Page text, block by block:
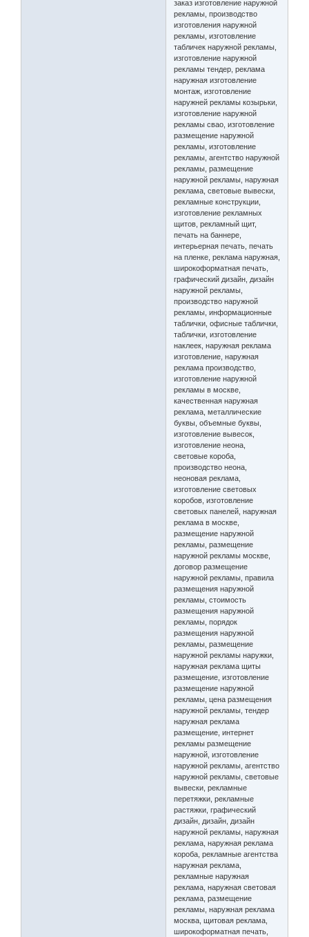
заказ изготовление наружной
рекламы, производство
изготовления наружной
рекламы, изготовление
табличек наружной рекламы,
изготовление наружной
рекламы тендер, реклама
наружная изготовление
монтаж, изготовление
наружней рекламы козырьки,
изготовление наружной
рекламы свао, изготовление
размещение наружной
рекламы, изготовление
рекламы, агентство наружной
рекламы, размещение
наружной рекламы, наружная
реклама, световые вывески,
рекламные конструкции,
изготовление рекламных
щитов, рекламный щит,
печать на баннере,
интерьерная печать, печать
на пленке, реклама наружная,
широкоформатная печать,
графический дизайн, дизайн
наружной рекламы,
производство наружной
рекламы, информационные
таблички, офисные таблички,
таблички, изготовление
наклеек, наружная реклама
изготовление, наружная
реклама производство,
изготовление наружной
рекламы в москве,
качественная наружная
реклама, металлические
буквы, объемные буквы,
изготовление вывесок,
изготовление неона,
световые короба,
производство неона,
неоновая реклама,
изготовление световых
коробов, изготовление
световых панелей, наружная
реклама в москве,
размещение наружной
рекламы, размещение
наружной рекламы москве,
договор размещение
наружной рекламы, правила
размещения наружной
рекламы, стоимость
размещения наружной
рекламы, порядок
размещения наружной
рекламы, размещение
наружной рекламы наружки,
наружная реклама щиты
размещение, изготовление
размещение наружной
рекламы, цена размещения
наружной рекламы, тендер
наружная реклама
размещение, интернет
рекламы размещение
наружной, изготовление
наружной рекламы, агентство
наружной рекламы, световые
вывески, рекламные
перетяжки, рекламные
растяжки, графический
дизайн, дизайн, дизайн
наружной рекламы, наружная
реклама, наружная реклама
короба, рекламные агентства
наружная реклама,
рекламные наружная
реклама, наружная световая
реклама, размещение
рекламы, наружная реклама
москва, щитовая реклама,
широкоформатная печать,